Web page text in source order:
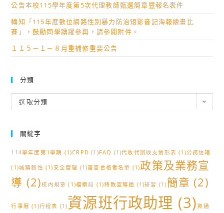
公告本校115學年度第5次代理教師甄選簡章暨報名表件
轉知「115年度數位網路性別暴力防治短影音記海報繪畫比
賽」，鼓勵同學踴躍參與，請參閱附件。
１１５－１－８月重補修重要公告
分類
類
選取分類
關鍵字
114學年度第1學期 (1)CRPD (1)FAQ (1)代收代辦收支情形表 (1)公務信箱
(1)城鎮韌性 (1)安全管理 (1)審查合格者名單 (1)政策及業務宣
導 (2)校內規章 (1)檔案局 (1)特教宣導週 (1)研習 (1) 簡章 (2)
行事曆 (1)行程表 (1)資源班行政助理 (3)資通